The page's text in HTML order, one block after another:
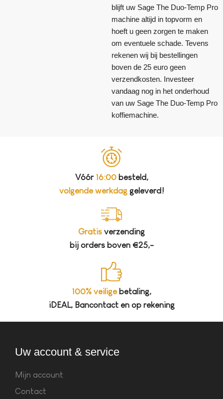
blijft uw Sage The Duo-Temp Pro
machine altijd in topvorm en
hoeft u geen zorgen te maken
om eventuele schade. Tevens
rekenen wij bij bestellingen
boven de 25 euro geen
verzendkosten. Investeer
vandaag nog in het onderhoud
van uw Sage The Duo-Temp Pro
koffiemachine.
Vóór 16:00besteld,
volgende werkdaggeleverd!
Gratis verzending
bij orders boven €25,-
100% veiligebetaling,
iDEAL, Bancontact en op rekening
Uw account & service
Mijn account
Contact